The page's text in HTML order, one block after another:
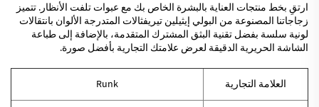
ارتقِ بخط منتجات العناية بالبشرة الخاص بك مع عبوات تلفت الأنظار. تتميز
زجاجاتنا المصنوعة من البولي إيثيلين تيريفثالات المتدرجة الألوان بانتقالات
لونية سلسة بفضل تقنية البثق المشترك المتقدمة، بالإضافة إلى طباعة
الشاشة الحريرية الدقيقة لعرض علامتك التجارية بأفضل صورة.
العلامة التجارية Runk